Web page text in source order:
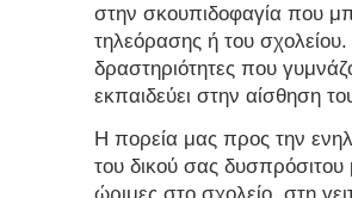
στην σκουπιδοφαγία που
τηλεόρασης ή του
δραστηριότητες που
εκπαιδεύει στην αίσθηση
Η πορεία μας προς την
του δικού σας δυσπρόσιτου
ώριμες στο σχολείο, στη